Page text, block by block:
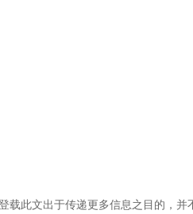
载此文出于传递更多信息之目的，